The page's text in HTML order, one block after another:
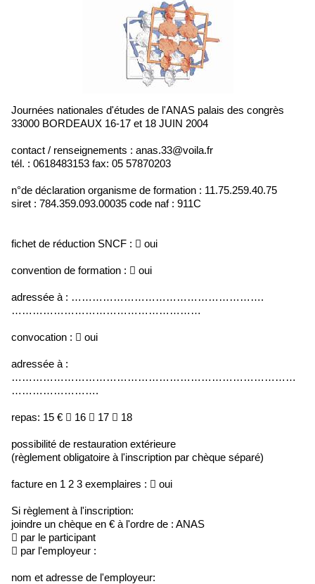
Journées nationales d'études de l'ANAS palais des congrès
33000 BORDEAUX 16-17 et 18 JUIN 2004
contact / renseignements : anas.33@voila.fr
tél. : 0618483153 fax: 05 57870203
n°de déclaration organisme de formation : 11.75.259.40.75
siret : 784.359.093.00035 code naf : 911C
fichet de réduction SNCF :  oui
convention de formation :  oui
adressée à : ……………………………………………….
………………………………………………
convocation :  oui
adressée à :
………………………………………………………………………
…………………….
repas: 15 €  16  17  18
possibilité de restauration extérieure
(règlement obligatoire à l'inscription par chèque séparé)
facture en 1 2 3 exemplaires :  oui
Si règlement à l'inscription:
joindre un chèque en € à l'ordre de : ANAS
 par le participant
 par l'employeur :
nom et adresse de l'employeur: